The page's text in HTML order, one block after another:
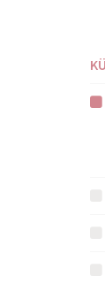
v